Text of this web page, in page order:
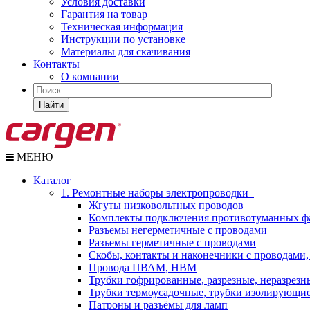
Гарантия на товар
Техническая информация
Инструкции по установке
Материалы для скачивания
Контакты
О компании
Найти
МЕНЮ
Каталог
1. Ремонтные наборы электропроводки
Жгуты низковольтных проводов
Комплекты подключения противотуманных
Разъемы негерметичные с проводами
Разъемы герметичные с проводами
Скобы, контакты и наконечники с проводами,
Провода ПВАМ, НВМ
Трубки гофрированные, разрезные,
Трубки термоусадочные, трубки
Патроны и разъёмы для ламп